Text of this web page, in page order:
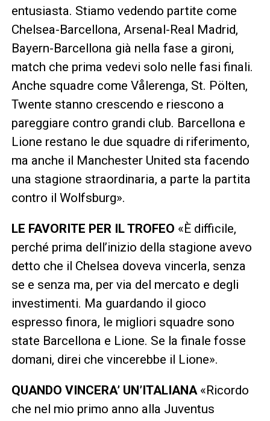
entusiasta. Stiamo vedendo partite come
Chelsea-Barcellona, Arsenal-Real Madrid,
Bayern-Barcellona già nella fase a gironi,
match che prima vedevi solo nelle fasi finali.
Anche squadre come Vålerenga, St. Pölten,
Twente stanno crescendo e riescono a
pareggiare contro grandi club. Barcellona e
Lione restano le due squadre di riferimento,
ma anche il Manchester United sta facendo
una stagione straordinaria, a parte la partita
contro il Wolfsburg».
LE FAVORITE PER IL TROFEO «È difficile,
perché prima dell’inizio della stagione avevo
detto che il Chelsea doveva vincerla, senza
se e senza ma, per via del mercato e degli
investimenti. Ma guardando il gioco
espresso finora, le migliori squadre sono
state Barcellona e Lione. Se la finale fosse
domani, direi che vincerebbe il Lione».
QUANDO VINCERA’ UN’ITALIANA «Ricordo
che nel mio primo anno alla Juventus